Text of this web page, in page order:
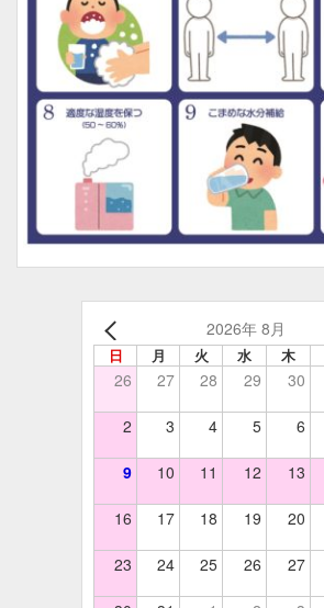
2026年 8月
日 月 火 水 木
26 27 28 29 30
2 3 4 5 6
9 10 11 12 13
16 17 18 19 20
23 24 25 26 27